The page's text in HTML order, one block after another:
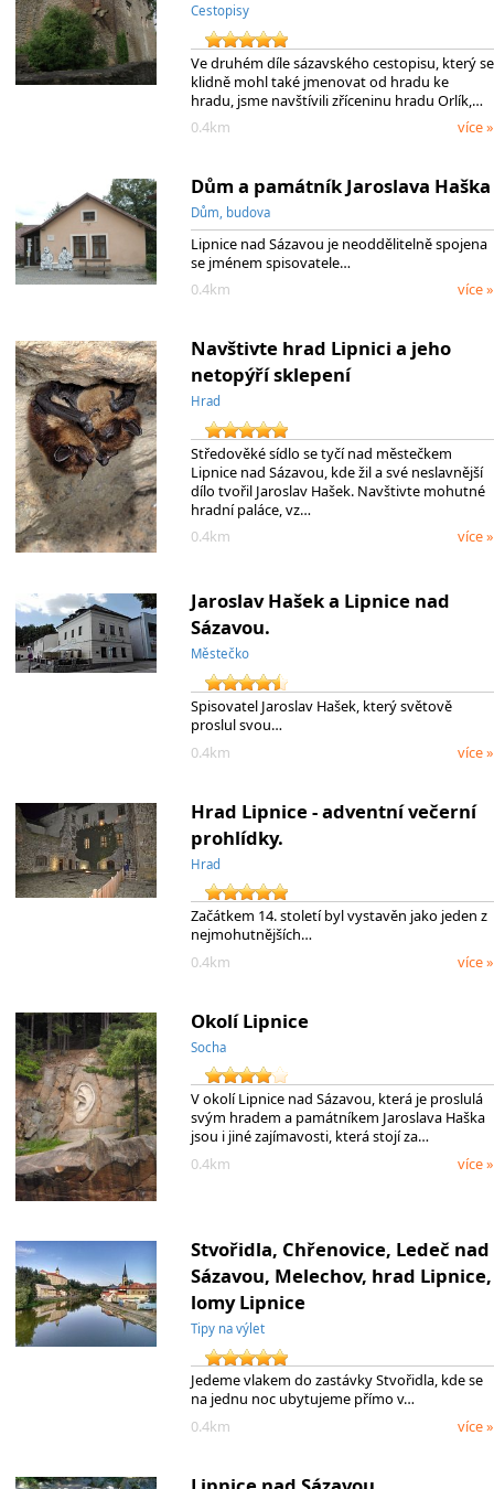
Cestopisy
Ve druhém díle sázavského cestopisu, který se
klidně mohl také jmenovat od hradu ke
hradu, jsme navštívili zříceninu hradu Orlík,…
0.4km
více »
Dům a památník Jaroslava Haška
Dům, budova
Lipnice nad Sázavou je neoddělitelně spojena
se jménem spisovatele…
0.4km
více »
Navštivte hrad Lipnici a jeho
netopýří sklepení
Hrad
Středověké sídlo se tyčí nad městečkem
Lipnice nad Sázavou, kde žil a své neslavnější
dílo tvořil Jaroslav Hašek. Navštivte mohutné
hradní paláce, vz…
0.4km
více »
Jaroslav Hašek a Lipnice nad
Sázavou.
Městečko
Spisovatel Jaroslav Hašek, který světově
proslul svou…
0.4km
více »
Hrad Lipnice - adventní večerní
prohlídky.
Hrad
Začátkem 14. století byl vystavěn jako jeden z
nejmohutnějších…
0.4km
více »
Okolí Lipnice
Socha
V okolí Lipnice nad Sázavou, která je proslulá
svým hradem a památníkem Jaroslava Haška
jsou i jiné zajímavosti, která stojí za…
0.4km
více »
Stvořidla, Chřenovice, Ledeč nad
Sázavou, Melechov, hrad Lipnice,
lomy Lipnice
Tipy na výlet
Jedeme vlakem do zastávky Stvořidla, kde se
na jednu noc ubytujeme přímo v…
0.4km
více »